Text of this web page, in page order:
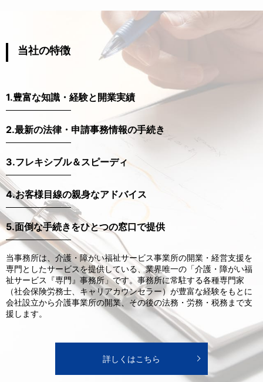
当社の特徴
1.豊富な知識・経験と開業実績
2.最新の法律・申請事務情報の手続き
3.フレキシブル＆スピーディ
4.お客様目線の親身なアドバイス
5.面倒な手続きをひとつの窓口で提供
当事務所は、介護・障がい福祉サービス事業所の開業・経営支援を
専門としたサービスを提供している、業界唯一の「介護・障がい福
祉サービス『専門』事務所」です。事務所に常駐する各種専門家
（社会保険労務士、キャリアカウンセラー）が豊富な経験をもとに
会社設立から介護事業所の開業、その後の法務・労務・税務まで支
援します。
詳しくはこちら